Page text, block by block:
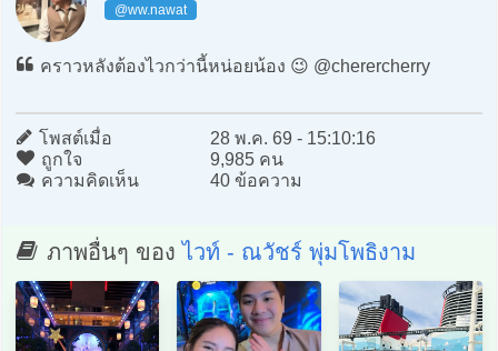
@ww.nawat
คราวหลังต้องไวกว่านี้หน่อยน้อง 😉 @cherercherry
โพสต์เมื่อ
28 พ.ค. 69 - 15:10:16
ถูกใจ
9,985 คน
ความคิดเห็น
40 ข้อความ
ภาพอื่นๆ ของไวท์ - ณวัชร์ พุ่มโพธิงาม